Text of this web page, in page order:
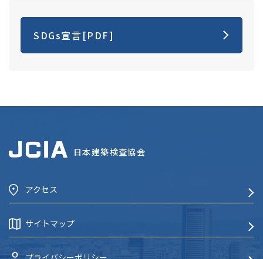
SDGs宣言[PDF]
日本建築検査協会
アクセス
サイトマップ